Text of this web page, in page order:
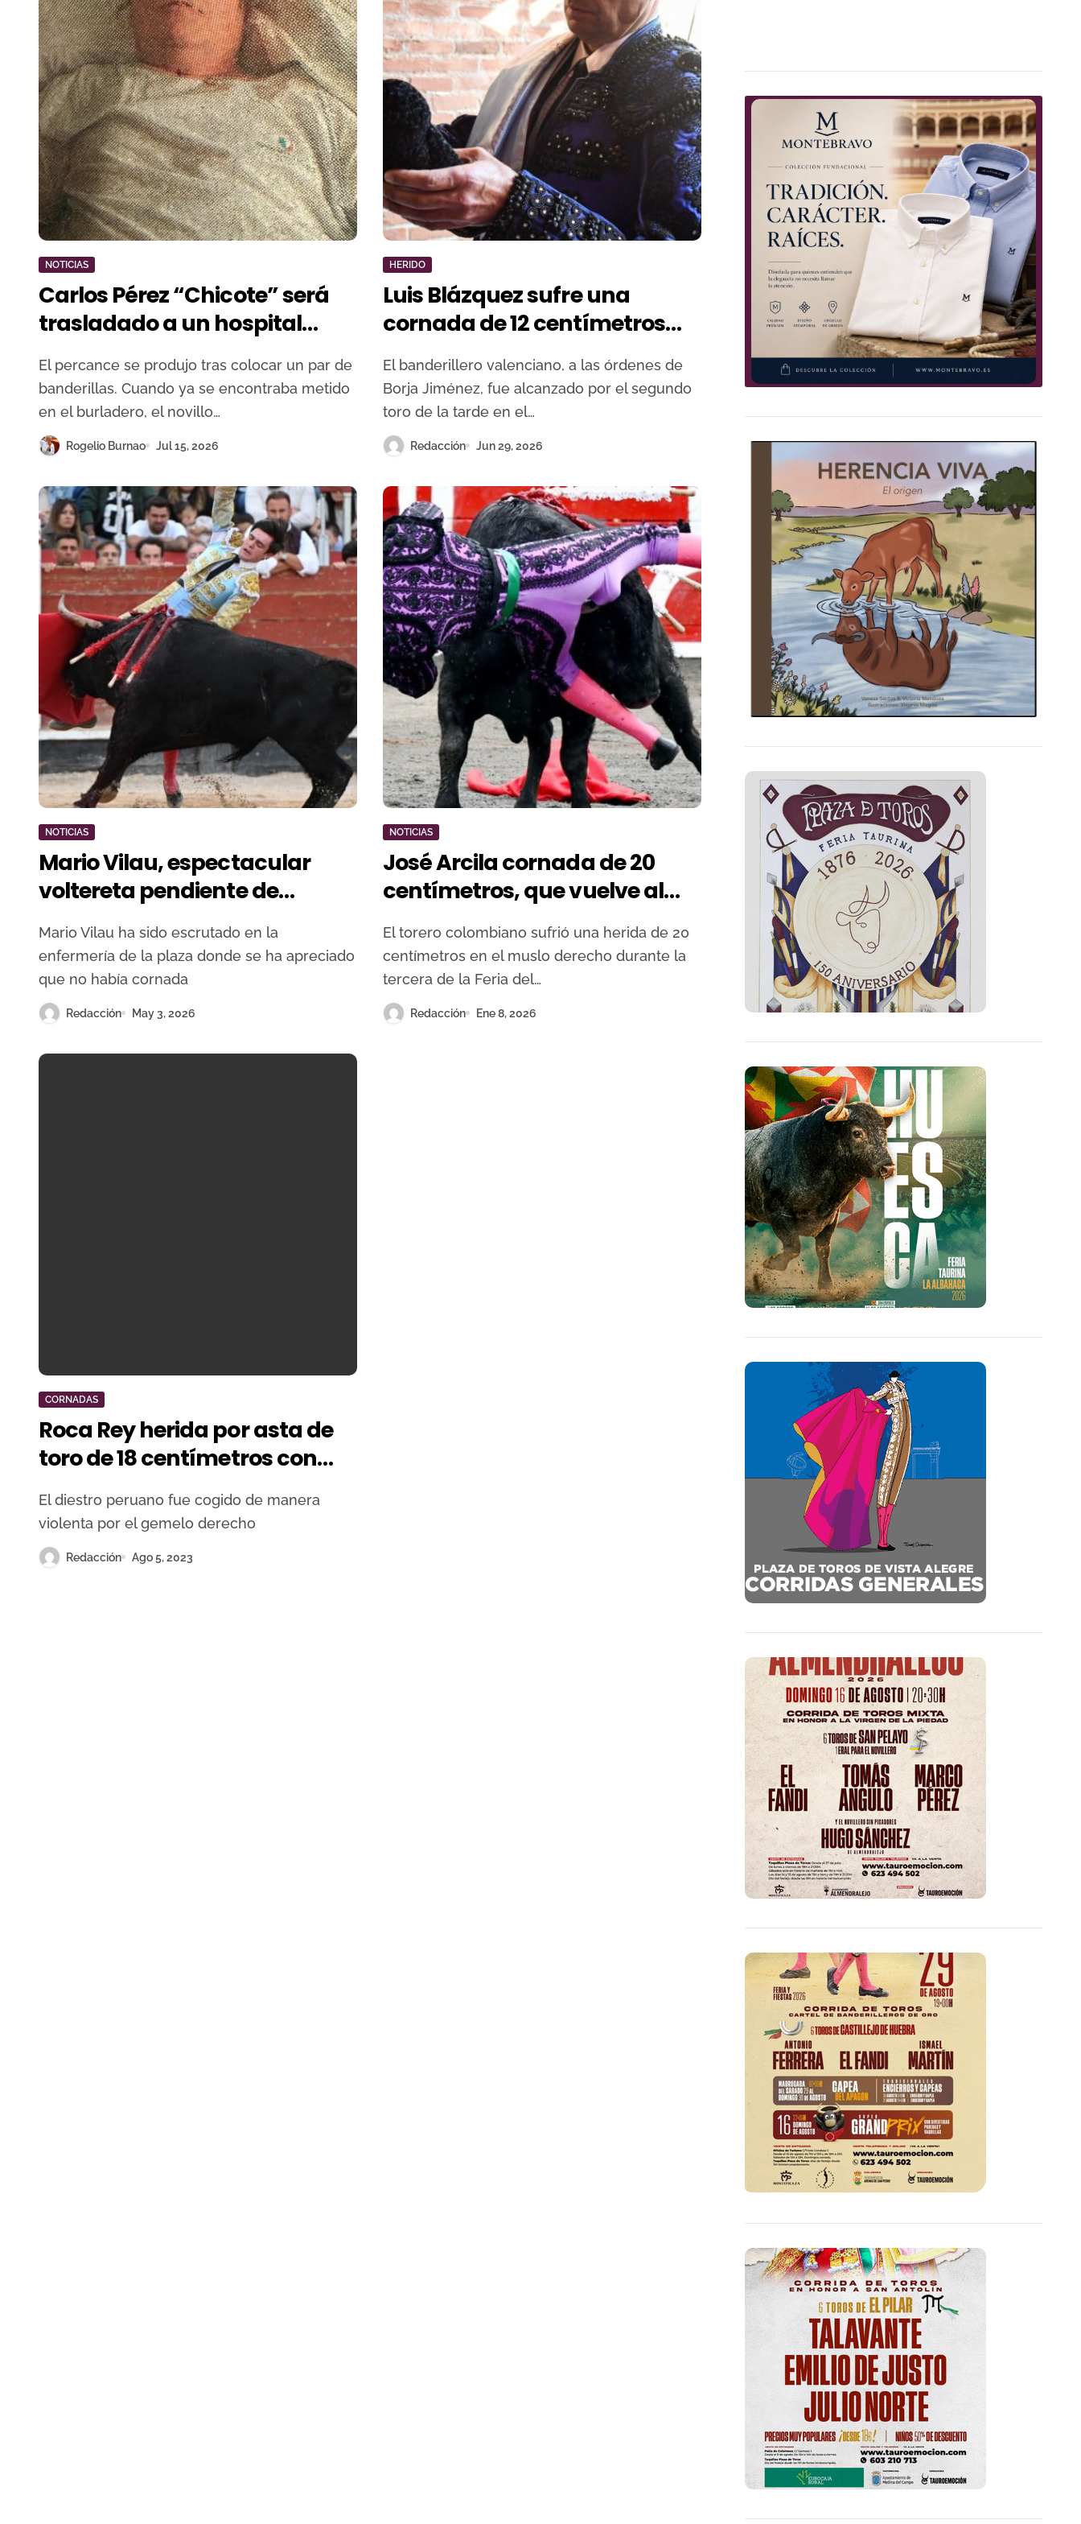
NOTICIAS
Carlos Pérez “Chicote” será
trasladado a un hospital
granadino para seguir su
recuperación
El percance se produjo tras colocar un par de
banderillas. Cuando ya se encontraba metido
en el burladero, el novillo…
Rogelio Burnao Jul 15, 2026
HERIDO
Luis Blázquez sufre una
cornada de 12 centímetros
con desgarro muscular en
Burgos
El banderillero valenciano, a las órdenes de
Borja Jiménez, fue alcanzado por el segundo
toro de la tarde en el…
Redacción Jun 29, 2026
NOTICIAS
Mario Vilau, espectacular
voltereta pendiente de
estudios radiológicos
Mario Vilau ha sido escrutado en la
enfermería de la plaza donde se ha apreciado
que no había cornada
Redacción May 3, 2026
NOTICIAS
José Arcila cornada de 20
centímetros, que vuelve al
ruedo y corta una oreja en
Manizales
El torero colombiano sufrió una herida de 20
centímetros en el muslo derecho durante la
tercera de la Feria del…
Redacción Ene 8, 2026
CORNADAS
Roca Rey herida por asta de
toro de 18 centímetros con
trayectoria ascendente en el
tercio medio de la pierna
derecha
El diestro peruano fue cogido de manera
violenta por el gemelo derecho
Redacción Ago 5, 2023